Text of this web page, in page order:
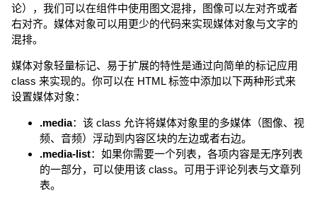
论），我们可以在组件中使用图文混排，图像可以左对齐或者
右对齐。媒体对象可以用更少的代码来实现媒体对象与文字的
混排。
媒体对象轻量标记、易于扩展的特性是通过向简单的标记应用
class 来实现的。你可以在 HTML 标签中添加以下两种形式来
设置媒体对象：
.media：该 class 允许将媒体对象里的多媒体（图像、视
频、音频）浮动到内容区块的左边或者右边。
.media-list：如果你需要一个列表，各项内容是无序列表
的一部分，可以使用该 class。可用于评论列表与文章列
表。